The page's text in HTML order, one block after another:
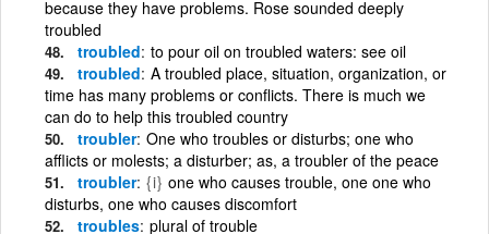
because they have problems. Rose sounded deeply
troubled
troubled to pour oil on troubled waters: see oil
troubled A troubled place, situation, organization, or
time has many problems or conflicts. There is much we
can do to help this troubled country
troubler One who troubles or disturbs; one who
afflicts or molests; a disturber; as, a troubler of the peace
troubler {i} one who causes trouble, one one who
disturbs, one who causes discomfort
troubles plural of trouble